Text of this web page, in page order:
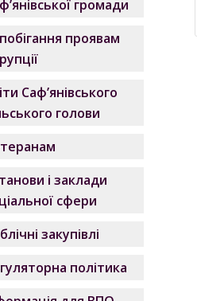
громади
проявам
Саф’янівського
голови
і заклади
сфери
закупівлі
політика